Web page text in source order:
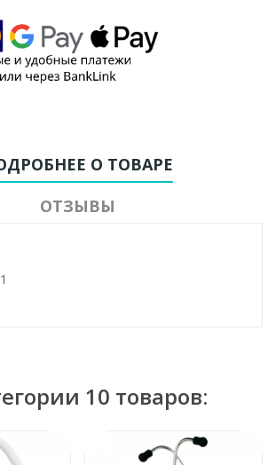
О ТОВАРЕ
ОТЗЫВЫ
10 товаров: